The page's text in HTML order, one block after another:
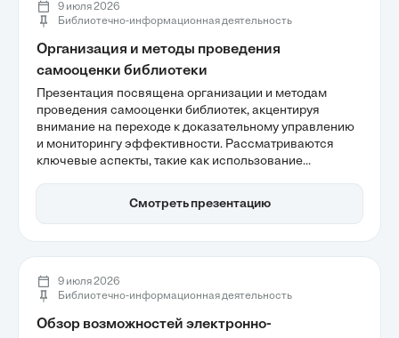
9 июля 2026
Библиотечно-информационная деятельность
Организация и методы проведения
самооценки библиотеки
Презентация посвящена организации и методам
проведения самооценки библиотек, акцентируя
внимание на переходе к доказательному управлению
и мониторингу эффективности. Рассматриваются
ключевые аспекты, такие как использование
влияния на сообщество. Кроме того, подчеркивается
важность регулярной диагностики для оптимизации
Смотреть презентацию
9 июля 2026
Библиотечно-информационная деятельность
Обзор возможностей электронно-